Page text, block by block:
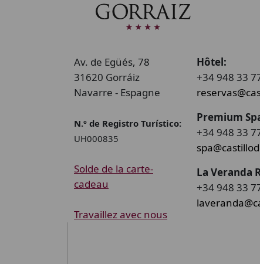
Av. de Egüés, 78
31620 Gorráiz
Navarre - Espagne
N.º de Registro Turístico:
UH000835
Solde de la carte-
cadeau
Travaillez avec nous
Hôtel:
+34 948 33
Premium
+34 948 33
La Veranda
+34 948 33